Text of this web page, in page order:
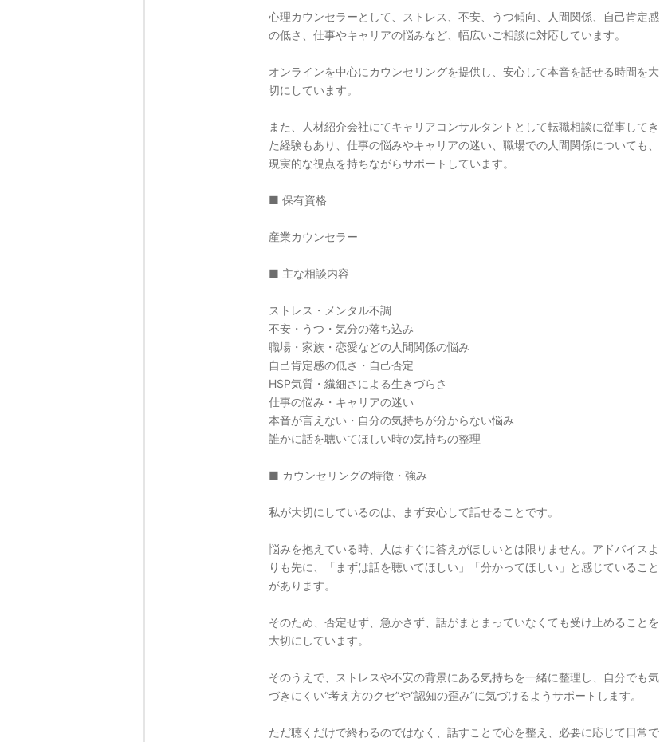
心理カウンセラーとして、ストレス、不安、うつ傾向、人間関係、自己肯定感
の低さ、仕事やキャリアの悩みなど、幅広いご相談に対応しています。
オンラインを中心にカウンセリングを提供し、安心して本音を話せる時間を大
切にしています。
また、人材紹介会社にてキャリアコンサルタントとして転職相談に従事してき
た経験もあり、仕事の悩みやキャリアの迷い、職場での人間関係についても、
現実的な視点を持ちながらサポートしています。
■ 保有資格
産業カウンセラー
■ 主な相談内容
ストレス・メンタル不調
不安・うつ・気分の落ち込み
職場・家族・恋愛などの人間関係の悩み
自己肯定感の低さ・自己否定
HSP気質・繊細さによる生きづらさ
仕事の悩み・キャリアの迷い
本音が言えない・自分の気持ちが分からない悩み
誰かに話を聴いてほしい時の気持ちの整理
■ カウンセリングの特徴・強み
私が大切にしているのは、まず安心して話せることです。
悩みを抱えている時、人はすぐに答えがほしいとは限りません。アドバイスよ
りも先に、「まずは話を聴いてほしい」「分かってほしい」と感じていること
があります。
そのため、否定せず、急かさず、話がまとまっていなくても受け止めることを
大切にしています。
そのうえで、ストレスや不安の背景にある気持ちを一緒に整理し、自分でも気
づきにくい“考え方のクセ”や“認知の歪み”に気づけるようサポートします。
ただ聴くだけで終わるのではなく、話すことで心を整え、必要に応じて日常で